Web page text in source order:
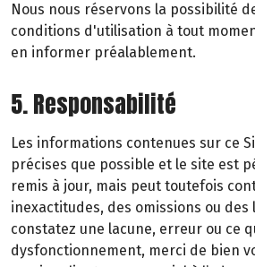
Nous nous réservons la possibilité
conditions d'utilisation à tout
en informer préalablement.
5. Responsabilité
Les informations contenues sur ce
précises que possible et le site est
remis à jour, mais peut toutefois
inexactitudes, des omissions ou des
constatez une lacune, erreur ou ce
dysfonctionnement, merci de bien